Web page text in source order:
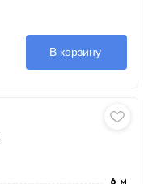
В корзину
6 м